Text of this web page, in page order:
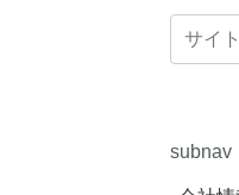
subnav